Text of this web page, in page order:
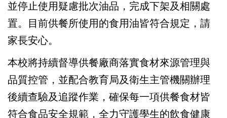
並停止使用疑慮批次油品，完成下架及相關處
置。目前供餐所使用的食用油皆符合規定，請
家長安心。
本校將持續督導供餐廠商落實食材來源管理與
品質控管，並配合教育局及衛生主管機關辦理
後續查驗及追蹤作業，確保每一項供餐食材皆
符合食品安全規範，全力守護學生的飲食健康